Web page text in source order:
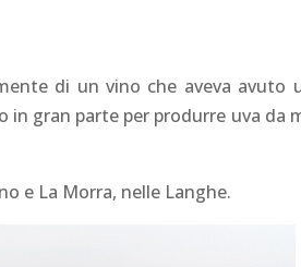
di un vino che aveva avuto
gran parte per produrre uva da
e La Morra, nelle Langhe.